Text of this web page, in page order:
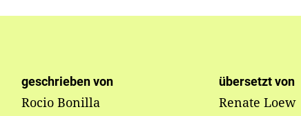
geschrieben von
Rocio Bonilla
übersetzt von
Renate Loew